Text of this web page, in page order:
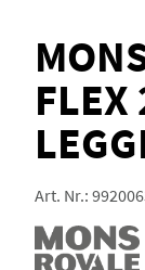
Art. Nr.: